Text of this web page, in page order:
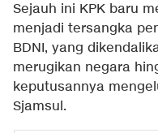
Sejauh ini KPK baru
menjadi tersangka
BDNI, yang
merugikan negara
keputusannya
Sjamsul.